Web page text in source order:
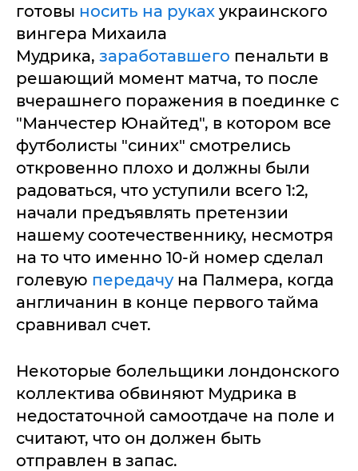
готовы носить на руках украинского
вингера Михаила
Мудрика, заработавшего пенальти в
решающий момент матча, то после
вчерашнего поражения в поединке с
"Манчестер Юнайтед", в котором все
футболисты "синих" смотрелись
откровенно плохо и должны были
радоваться, что уступили всего 1:2,
начали предъявлять претензии
нашему соотечественнику, несмотря
на то что именно 10-й номер сделал
голевую передачуна Палмера, когда
англичанин в конце первого тайма
сравнивал счет.
Некоторые болельщики лондонского
коллектива обвиняют Мудрика в
недостаточной самоотдаче на поле и
считают, что он должен быть
отправлен в запас.